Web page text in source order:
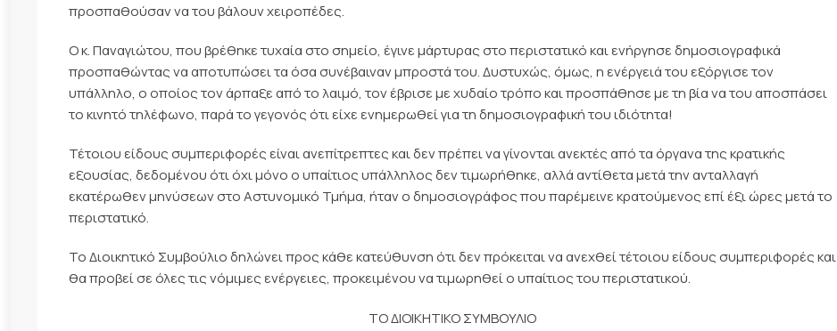
προσπαθούσαν να του βάλουν χειροπέδες.
Ο κ. Παναγιώτου, που βρέθηκε τυχαία στο σημείο, έγινε μάρτυρας στο περιστατικό και ενήργησε δημοσιογραφικά
προσπαθώντας να αποτυπώσει τα όσα συνέβαιναν μπροστά του. Δυστυχώς, όμως, η ενέργειά του εξόργισε τον
υπάλληλο, ο οποίος τον άρπαξε από το λαιμό, τον έβρισε με χυδαίο τρόπο και προσπάθησε με τη βία να του αποσπάσει
το κινητό τηλέφωνο, παρά το γεγονός ότι είχε ενημερωθεί για τη δημοσιογραφική του ιδιότητα!
Τέτοιου είδους συμπεριφορές είναι ανεπίτρεπτες και δεν πρέπει να γίνονται ανεκτές από τα όργανα της κρατικής
εξουσίας, δεδομένου ότι όχι μόνο ο υπαίτιος υπάλληλος δεν τιμωρήθηκε, αλλά αντίθετα μετά την ανταλλαγή
εκατέρωθεν μηνύσεων στο Αστυνομικό Τμήμα, ήταν ο δημοσιογράφος που παρέμεινε κρατούμενος επί έξι ώρες μετά το
περιστατικό.
Το Διοικητικό Συμβούλιο δηλώνει προς κάθε κατεύθυνση ότι δεν πρόκειται να ανεχθεί τέτοιου είδους συμπεριφορές και
θα προβεί σε όλες τις νόμιμες ενέργειες, προκειμένου να τιμωρηθεί ο υπαίτιος του περιστατικού.
ΤΟ ΔΙΟΙΚΗΤΙΚΟ ΣΥΜΒΟΥΛΙΟ